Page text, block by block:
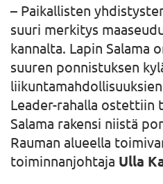
– Paikallisten
suuri merkitys
kannalta. Lapin Salama
suuren ponnistuksen
Leader-rahalla ostettiin
Salama rakensi niistä
Rauman alueella
toiminnanjohtaja Ulla